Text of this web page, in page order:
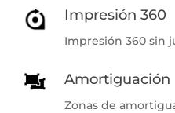
Impresión 360
Impresión 360 sin
Amortiguación
Zonas de